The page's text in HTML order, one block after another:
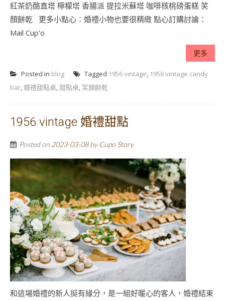
紅茶奶酪直塔 檸檬塔 香腸派 提拉米蘇塔 咖啡核桃磅蛋糕 笑
顏餅乾 更多小點心：婚禮小物也要很精緻 點心訂購討論：
Mail Cup'o
更多
Posted in blog Tagged 1956 vintage, 1956 vintage candy
bar,婚禮甜點桌,甜點桌,笑顏餅乾
1956 vintage 婚禮甜點
Posted on 2023-03-08by Cupo Story
和這場婚禮的新人挺有緣分，是一組好暖心的客人，婚禮結束